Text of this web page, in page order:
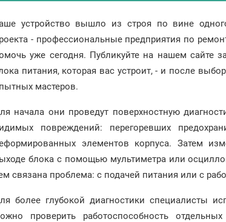
устройство вышло из строя по вине
- профессиональные предприятия по
уже сегодня. Публикуйте на нашем сайте
питания, которая вас устроит, - и после
мастеров.
начала они проведут поверхностную
повреждений: перегоревших
элементов корпуса. Затем
блока с помощью мультиметра или
связана проблема: с подачей питания или с
более глубокой диагностики специалисты
проверить работоспособность